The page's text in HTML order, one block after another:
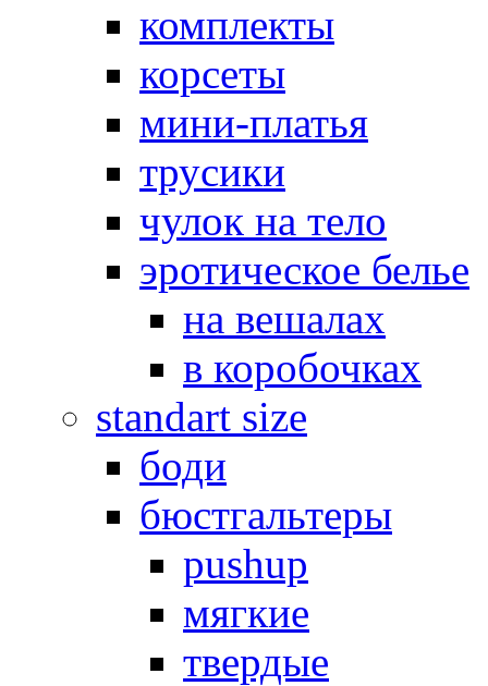
комплекты
корсеты
мини-платья
трусики
чулок на тело
эротическое белье
на вешалах
в коробочках
standart size
боди
бюстгальтеры
pushup
мягкие
твердые